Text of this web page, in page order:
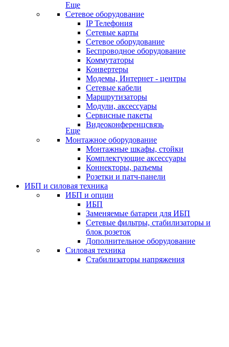
Еще
Сетевое оборудование
IP Телефония
Сетевые карты
Сетевое оборудование
Беспроводное оборудование
Коммутаторы
Конвертеры
Модемы, Интернет - центры
Сетевые кабели
Маршрутизаторы
Модули, аксессуары
Сервисные пакеты
Видеоконференцсвязь
Еще
Монтажное оборудование
Монтажные шкафы, стойки
Комплектующие аксессуары
Коннекторы, разъемы
Розетки и патч-панели
ИБП и силовая техника
ИБП и опции
ИБП
Заменяемые батареи для ИБП
Сетевые фильтры, стабилизаторы и
блок розеток
Дополнительное оборудование
Силовая техника
Стабилизаторы напряжения